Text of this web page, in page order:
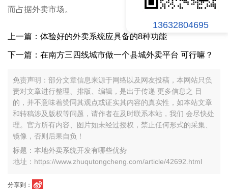
13632804695
而占据外卖市场。
上一篇：体验好的外卖系统应具备的8种功能
下一篇：在南方三四线城市做一个县城外卖平台 可行嘛？
免责声明：部分文章信息来源于网络以及网友投稿，本网站只负
责对文章进行整理、排版、编辑，是出于传递 更多信息之 目
的，并不意味着赞同其观点或证实其内容的真实性，如本站文章
和转稿涉及版权等问题，请作者在及时联系本站，我们 会尽快处
理。官方所有内容、图片如未经过授权，禁止任何形式的采集、
镜像，否则后果自负！
标题：本地外卖系统开发有哪些优势
地址：https://www.zhuqutongcheng.com/article/42692.html
分享到：